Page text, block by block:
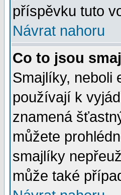
příspěvku tuto
Návrat nahoru
Co to jsou
Smajlíky, neboli
používají k
znamená
můžete
smajlíky
může také